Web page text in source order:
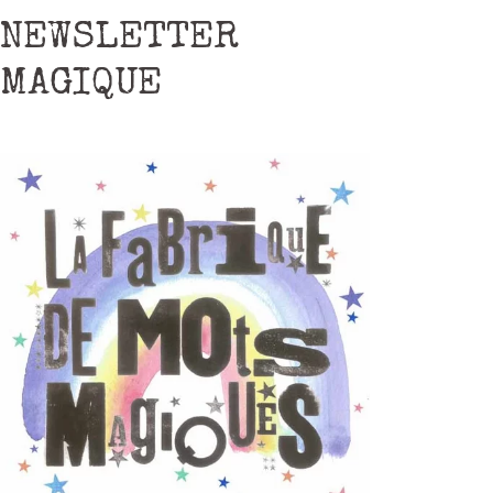
NEWSLETTER
MAGIQUE